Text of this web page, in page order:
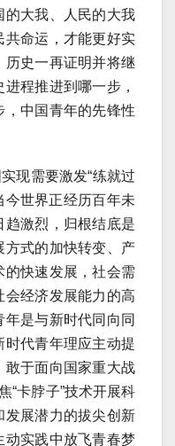
的大我、人民的大我
共命运，才能更好实
历史一再证明并将继
程推进到哪一步，
中国青年的先锋性
现需要激发“练就过
今世界正经历百年未
激烈，归根结底是
方式的加快转变、产
的快速发展，社会需
经济发展能力的高
是与新时代同向同
代青年理应主动提
敢于面向国家重大战
“卡脖子”技术开展科
发展潜力的拔尖创新
动实践中放飞青春梦